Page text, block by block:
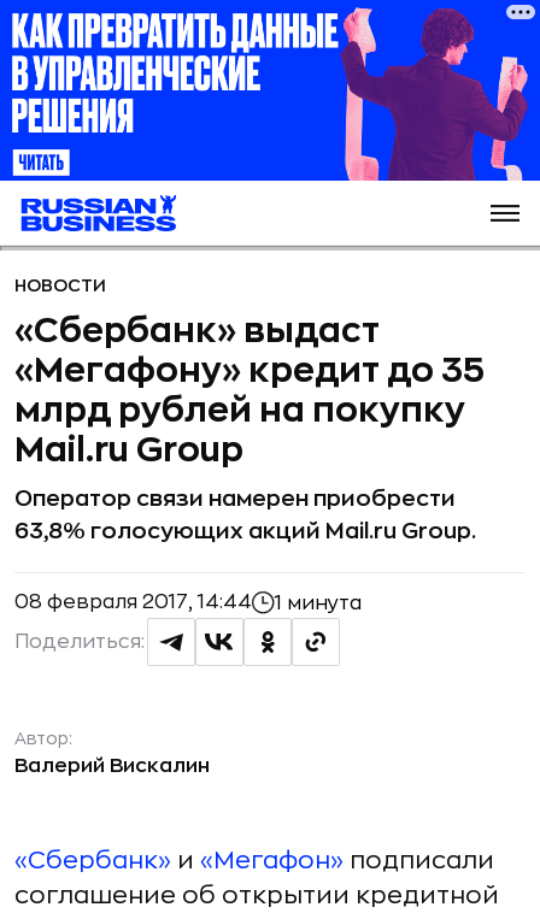
НОВОСТИ
«Сбербанк» выдаст
«Мегафону» кредит до 35
млрд рублей на покупку
Mail.ru Group
Оператор связи намерен приобрести
63,8% голосующих акций Mail.ru Group.
08 февраля 2017, 14:44 1 минута
Поделиться:
Автор:
Валерий Вискалин
«Сбербанк» и «Мегафон» подписали
соглашение об открытии кредитной